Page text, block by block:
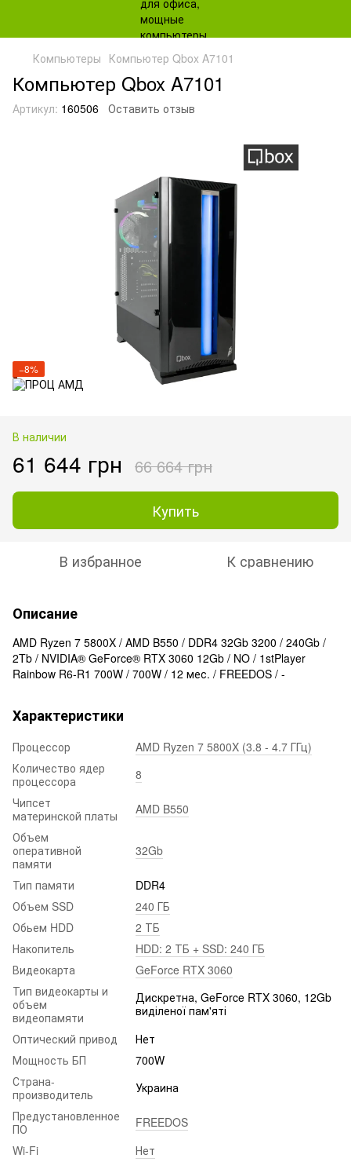
Компьютеры Компьютер Qbox A7101
Компьютер Qbox A7101
Артикул: 160506 Оставить отзыв
−8%
В наличии
61 644 грн 66 664 грн
Купить
В избранное К сравнению
Описание
AMD Ryzen 7 5800X / AMD B550 / DDR4 32Gb 3200 / 240Gb /
2Tb / NVIDIA® GeForce® RTX 3060 12Gb / NO / 1stPlayer
Rainbow R6-R1 700W / 700W / 12 мес. / FREEDOS / -
Характеристики
Процессор
AMD Ryzen 7 5800X (3.8 - 4.7 ГГц)
Количество ядер
процессора
8
Чипсет
материнской платы
AMD B550
Объем
оперативной
памяти
32Gb
Тип памяти
DDR4
Объем SSD
240 ГБ
Обьем HDD
2 ТБ
Накопитель
HDD: 2 ТБ + SSD: 240 ГБ
Видеокарта
GeForce RTX 3060
Тип видеокарты и
объем
видеопамяти
Дискретна, GeForce RTX 3060, 12Gb
виділеної пам'яті
Оптический привод
Нет
Мощность БП
700W
Страна-
производитель
Украина
Предустановленное
ПО
FREEDOS
Wi-Fi
Нет